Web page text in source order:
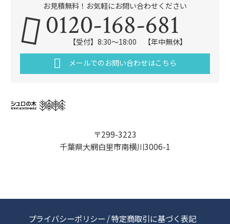
〒299-3223
千葉県大網白里市南横川3006-1
お見積無料！お気軽にお問い合わせください
0120-168-681
【受付】8:30～18:00 【年中無休】
メールでのお問い合わせはこちら
プライバシーポリシー /特定商取引に基づく表記